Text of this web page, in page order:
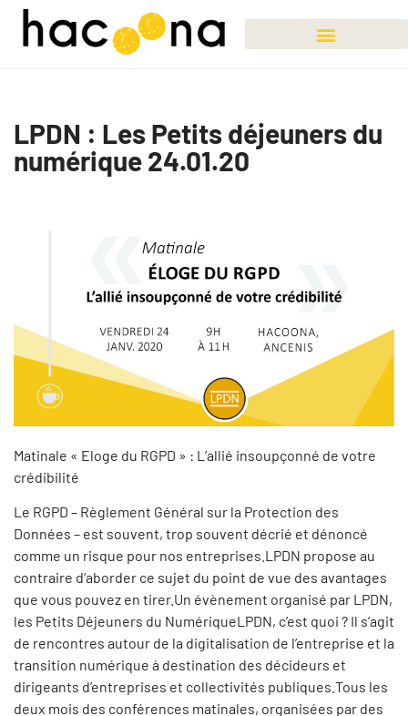
LPDN : Les Petits déjeuners du
numérique 24.01.20
Matinale « Eloge du RGPD » : L’allié insoupçonné de votre
crédibilité
Le RGPD – Règlement Général sur la Protection des
Données – est souvent, trop souvent décrié et dénoncé
comme un risque pour nos entreprises.LPDN propose au
contraire d’aborder ce sujet du point de vue des avantages
que vous pouvez en tirer.Un évènement organisé par LPDN,
les Petits Déjeuners du NumériqueLPDN, c’est quoi ? Il s’agit
de rencontres autour de la digitalisation de l’entreprise et la
transition numérique à destination des décideurs et
dirigeants d’entreprises et collectivités publiques.Tous les
deux mois des conférences matinales, organisées par des